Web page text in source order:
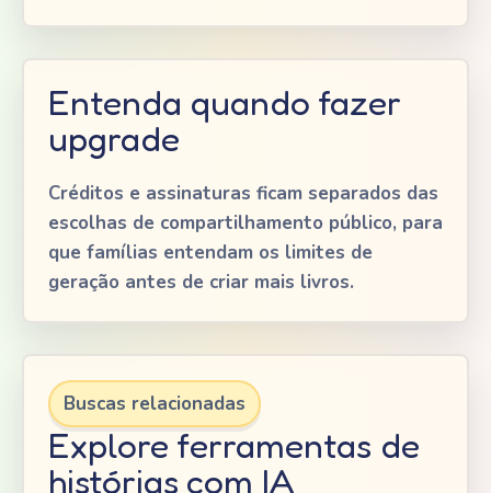
Entenda quando fazer
upgrade
Créditos e assinaturas ficam separados das
escolhas de compartilhamento público, para
que famílias entendam os limites de
geração antes de criar mais livros.
Buscas relacionadas
Explore ferramentas de
histórias com IA